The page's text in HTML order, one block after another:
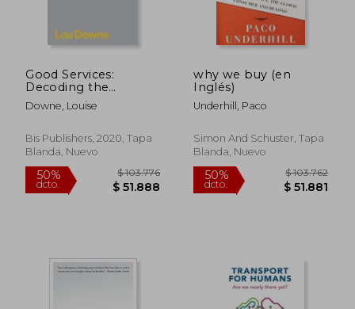
Good Services:
Decoding the
Mystery of What
Makes a Good Service
Downe, Louise
Bis Publishers, 2020, Tapa
Blanda, Nuevo
why we buy (en
Inglés)
Underhill, Paco
Simon And Schuster, Tapa
Blanda, Nuevo